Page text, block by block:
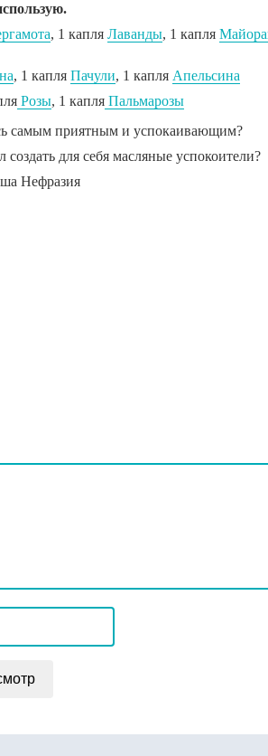
, 1 капля Лаванды, 1 капля
, 1 капля Пачули, 1 капля Апельсина
Розы, 1 капля Пальмарозы
самым приятным и успокаивающим?
для себя масляные успокоители?
Нефразия